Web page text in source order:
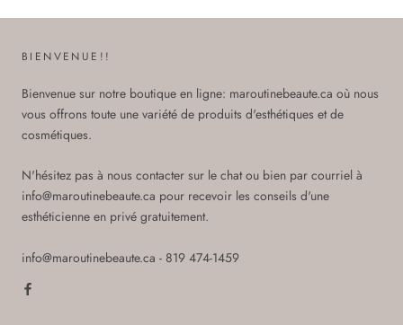
BIENVENUE!!
Bienvenue sur notre boutique en ligne: maroutinebeaute.ca où nous
vous offrons toute une variété de produits d'esthétiques et de
cosmétiques.
N'hésitez pas à nous contacter sur le chat ou bien par courriel à
info@maroutinebeaute.ca pour recevoir les conseils d'une
esthéticienne en privé gratuitement.
info@maroutinebeaute.ca - 819 474-1459